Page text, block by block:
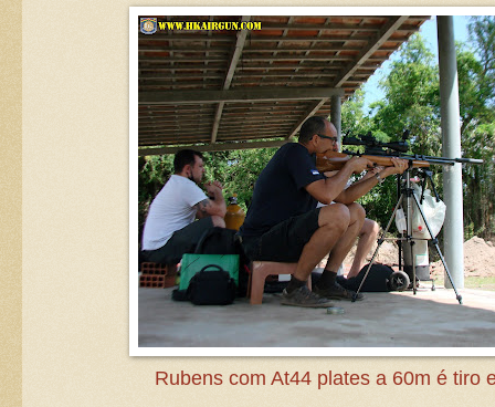
Rubens com At44 plates a 60m é tiro